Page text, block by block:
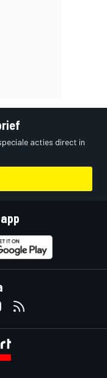
acties direct in